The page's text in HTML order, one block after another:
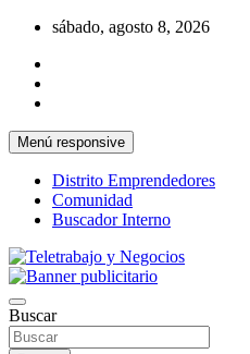
Saltar
contenido
sábado, agosto 8, 2026
Menú responsive
Distrito Emprendedores
Comunidad
Buscador Interno
Teletrabajo y Negocios
Buscar